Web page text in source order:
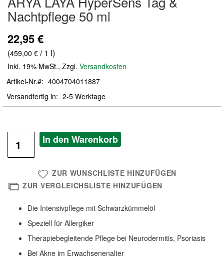
der
Bildergalerie
Nachtpflege 50 ml
22,95 €
(459,00 € / 1 l)
Inkl. 19% MwSt., Zzgl. Versandkosten
Artikel-Nr.
4004704011887
Versandfertig in
2-5 Werktage
In den Warenkorb
ZUR WUNSCHLISTE HINZUFÜGEN
ZUR VERGLEICHSLISTE HINZUFÜGEN
Die Intensivpflege mit Schwarzkümmelöl
Speziell für Allergiker
Therapiebegleitende Pflege bei Neurodermitis, Psoriasis
Bei Akne im Erwachsenenalter